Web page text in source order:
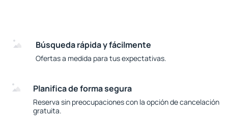
Búsqueda rápida y fácilmente
Ofertas a medida para tus expectativas.
Planifica de forma segura
Reserva sin preocupaciones con la opción de cancelación
gratuita.